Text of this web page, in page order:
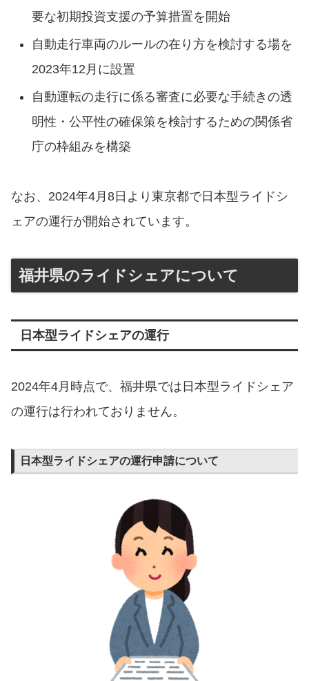
要な初期投資⽀援の予算措置を開始
⾃動⾛⾏⾞両のルールの在り⽅を検討する場を
2023年12⽉に設置
⾃動運転の⾛⾏に係る審査に必要な⼿続きの透
明性・公平性の確保策を検討するための関係省
庁の枠組みを構築
なお、2024年4月8日より東京都で日本型ライドシ
ェアの運行が開始されています。
福井県のライドシェアについて
日本型ライドシェアの運行
2024年4月時点で、福井県では日本型ライドシェア
の運行は行われておりません。
日本型ライドシェアの運行申請について